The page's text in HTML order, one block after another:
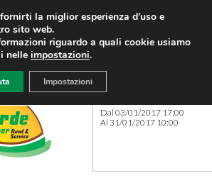
Dal 03/01/2017 17:00
Al 31/01/2017 10:00
la miglior esperienza d'uso e
sito web.
riguardo a quali cookie usiamo
nelle impostazioni.
Impostazioni